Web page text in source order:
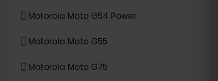
Motorola Moto G54 Power
Motorola Moto G55
Motorola Moto G75